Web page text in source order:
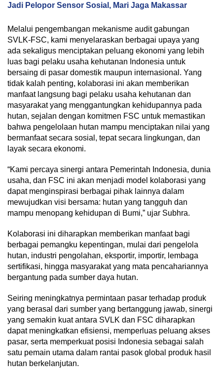
Jadi Pelopor Sensor Sosial, Mari Jaga Makassar
Melalui pengembangan mekanisme audit gabungan
SVLK-FSC, kami menyelaraskan berbagai upaya yang
ada sekaligus menciptakan peluang ekonomi yang lebih
luas bagi pelaku usaha kehutanan Indonesia untuk
bersaing di pasar domestik maupun internasional. Yang
tidak kalah penting, kolaborasi ini akan memberikan
manfaat langsung bagi pelaku usaha kehutanan dan
masyarakat yang menggantungkan kehidupannya pada
hutan, sejalan dengan komitmen FSC untuk memastikan
bahwa pengelolaan hutan mampu menciptakan nilai yang
bermanfaat secara sosial, tepat secara lingkungan, dan
layak secara ekonomi.
“Kami percaya sinergi antara Pemerintah Indonesia, dunia
usaha, dan FSC ini akan menjadi model kolaborasi yang
dapat menginspirasi berbagai pihak lainnya dalam
mewujudkan visi bersama: hutan yang tangguh dan
mampu menopang kehidupan di Bumi,” ujar Subhra.
Kolaborasi ini diharapkan memberikan manfaat bagi
berbagai pemangku kepentingan, mulai dari pengelola
hutan, industri pengolahan, eksportir, importir, lembaga
sertifikasi, hingga masyarakat yang mata pencahariannya
bergantung pada sumber daya hutan.
Seiring meningkatnya permintaan pasar terhadap produk
yang berasal dari sumber yang bertanggung jawab, sinergi
yang semakin kuat antara SVLK dan FSC diharapkan
dapat meningkatkan efisiensi, memperluas peluang akses
pasar, serta memperkuat posisi Indonesia sebagai salah
satu pemain utama dalam rantai pasok global produk hasil
hutan berkelanjutan.